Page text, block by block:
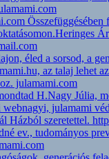
éled a sorsod, a
az talaj lehet
julamami.com
H.Nagy Júlia,
webnagyi, julamami
Házból szeretettel.
ev., tudományos